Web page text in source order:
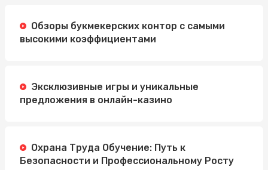
Обзоры букмекерских контор с самыми
высокими коэффициентами
Эксклюзивные игры и уникальные
предложения в онлайн-казино
Охрана Труда Обучение: Путь к
Безопасности и Профессиональному Росту